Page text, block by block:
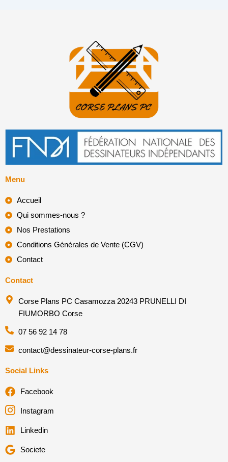
Menu
Accueil
Qui sommes-nous ?
Nos Prestations
Conditions Générales de Vente (CGV)
Contact
Contact
Corse Plans PC Casamozza 20243 PRUNELLI DI
FIUMORBO Corse
07 56 92 14 78
contact@dessinateur-corse-plans.fr
Social Links
Facebook
Instagram
Linkedin
Societe